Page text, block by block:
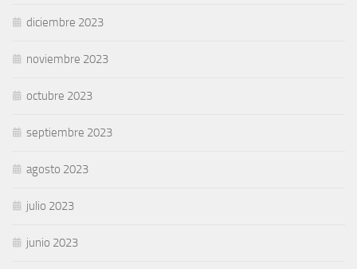
diciembre 2023
noviembre 2023
octubre 2023
septiembre 2023
agosto 2023
julio 2023
junio 2023